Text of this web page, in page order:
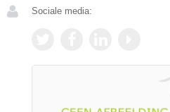
Sociale media: